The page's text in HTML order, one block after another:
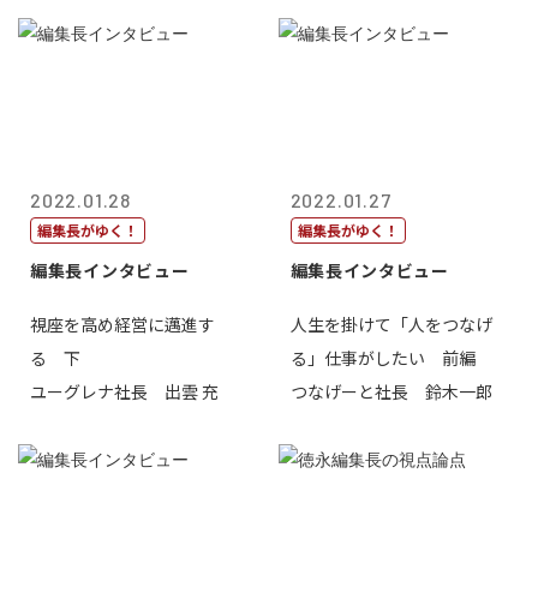
2022.01.28
編集長がゆく！
編集長インタビュー
視座を高め経営に邁進す
る 下
ユーグレナ社長 出雲 充
2022.01.27
編集長がゆく！
編集長インタビュー
人生を掛けて「人をつなげ
る」仕事がしたい 前編
つなげーと社長 鈴木一郎